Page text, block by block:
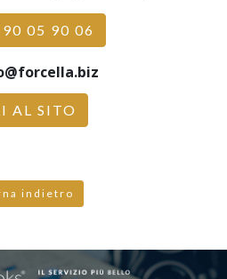
05 90 06
AL SITO
indietro